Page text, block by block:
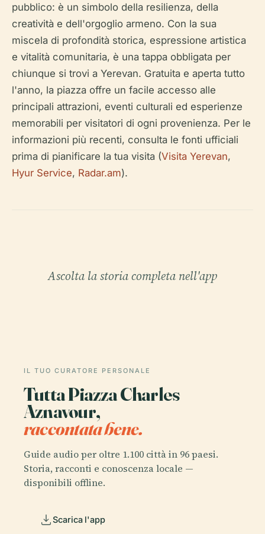
pubblico: è un simbolo della resilienza, della
creatività e dell'orgoglio armeno. Con la sua
miscela di profondità storica, espressione artistica
e vitalità comunitaria, è una tappa obbligata per
chiunque si trovi a Yerevan. Gratuita e aperta tutto
l'anno, la piazza offre un facile accesso alle
principali attrazioni, eventi culturali ed esperienze
memorabili per visitatori di ogni provenienza. Per le
informazioni più recenti, consulta le fonti ufficiali
prima di pianificare la tua visita (Visita Yerevan,
Hyur Service, Radar.am).
Ascolta la storia completa nell'app
IL TUO CURATORE PERSONALE
Tutta Piazza Charles
Aznavour,
raccontata bene.
Guide audio per oltre 1.100 città in 96 paesi.
Storia, racconti e conoscenza locale —
disponibili offline.
Scarica l'app